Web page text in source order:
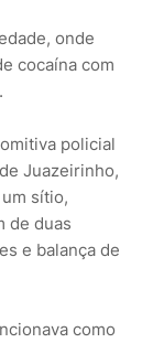
onde
cocaína com
policial
Juazeirinho,
sítio,
de duas
e balança de
como